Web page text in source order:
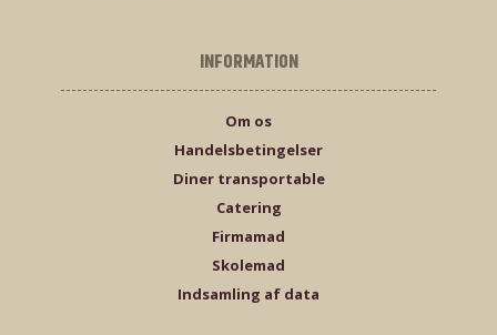
INFORMATION
Om os
Handelsbetingelser
Diner transportable
Catering
Firmamad
Skolemad
Indsamling af data